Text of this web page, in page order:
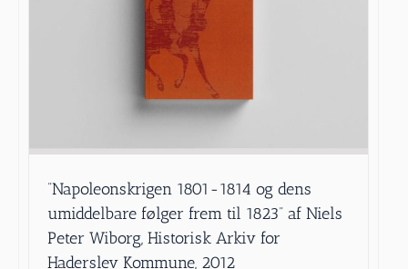
”Napoleonskrigen 1801-1814 og dens
umiddelbare følger frem til 1823” af Niels
Peter Wiborg, Historisk Arkiv for
Haderslev Kommune, 2012